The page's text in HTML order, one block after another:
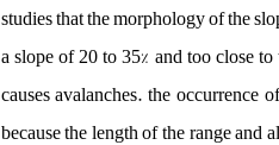
studies that the morphology of the
a slope of 20 to 35% and too close
causes avalanches. the
because the length of the range and